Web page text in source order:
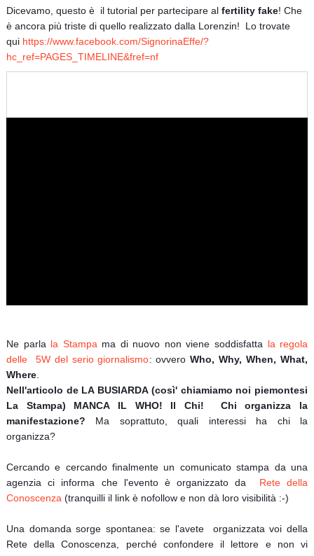
Dicevamo, questo è il tutorial per partecipare al fertility fake! Che
è ancora più triste di quello realizzato dalla Lorenzin! Lo trovate
qui https://www.facebook.com/SignorinaEffe/?
hc_ref=PAGES_TIMELINE&fref=nf
Ne parla la Stampa ma di nuovo non viene soddisfatta la regola
delle 5W del serio giornalismo: ovveroWho, Why, When, What,
Where.
Nell'articolo de LA BUSIARDA (così' chiamiamo noi piemontesi
La Stampa) MANCA IL WHO! Il Chi! Chi organizza la
manifestazione? Ma soprattuto, quali interessi ha chi la
organizza?
Cercando e cercando finalmente un comunicato stampa da una
agenzia ci informa che l'evento è organizzato da Rete della
Conoscenza (tranquilli il link è nofollow e non dà loro visibilità :-)
Una domanda sorge spontanea: se l'avete organizzata voi della
Rete della Conoscenza, perché confondere il lettore e non vi